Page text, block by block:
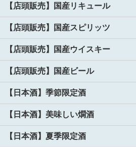
【店頭販売】国産リキュール
【店頭販売】国産スピリッツ
【店頭販売】国産ウイスキー
【店頭販売】国産ビール
【日本酒】季節限定酒
【日本酒】美味しい燗酒
【日本酒】夏季限定酒